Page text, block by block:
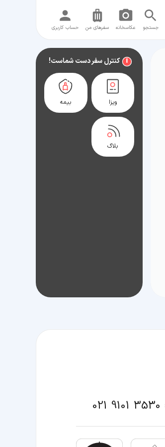
جستجو عکاسخانه سفر‌های من حساب کاربری
کنترل سفر دست شماست!
ویزا بیمه
بلاگ
021 9101 3530